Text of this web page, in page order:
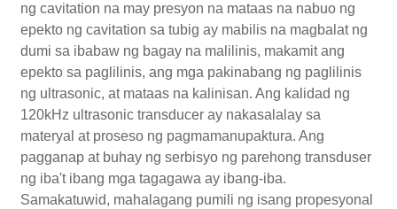
ng cavitation na may presyon na mataas na nabuo ng
epekto ng cavitation sa tubig ay mabilis na magbalat ng
dumi sa ibabaw ng bagay na malilinis, makamit ang
epekto sa paglilinis, ang mga pakinabang ng paglilinis
ng ultrasonic, at mataas na kalinisan. Ang kalidad ng
120kHz ultrasonic transducer ay nakasalalay sa
materyal at proseso ng pagmamanupaktura. Ang
pagganap at buhay ng serbisyo ng parehong transduser
ng iba't ibang mga tagagawa ay ibang-iba.
Samakatuwid, mahalagang pumili ng isang propesyonal